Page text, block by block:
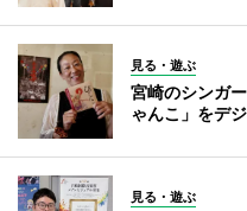
見る・遊ぶ
宮崎のシンガ
ゃんこ」をデ
見る・遊ぶ